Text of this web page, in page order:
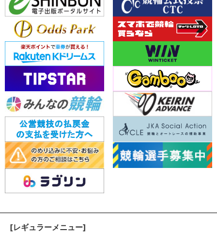
[レギュラーメニュー]